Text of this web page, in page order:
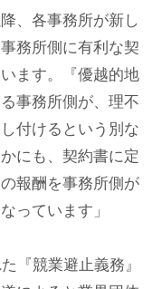
、各事務所が新し
務所側に有利な契
ます。『優越的地
事務所側が、理不
付けるという別な
にも、契約書に定
報酬を事務所側が
っています」
『競業避止義務』